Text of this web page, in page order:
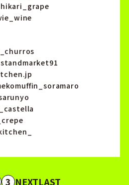
3 NEXTLAST